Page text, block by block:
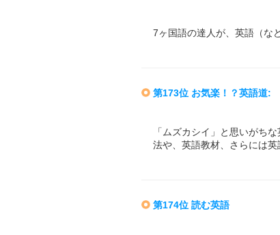
7ヶ国語の達人が、英語（な
第173位 お気楽！？英語道:
「ムズカシイ」と思いがち
法や、英語教材、さらには
第174位 読む英語